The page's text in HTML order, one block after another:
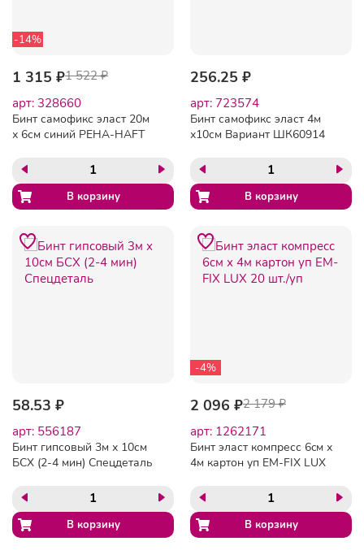
-14%
1 315 ₽1 522 ₽
арт: 328660
Бинт самофикс эласт 20м
х 6см синий PEHA-HAFT
256.25 ₽
арт: 723574
Бинт самофикс эласт 4м
х10см Вариант ШК60914
58.53 ₽
арт: 556187
Бинт гипсовый 3м х 10см
БСХ (2-4 мин) Спецдеталь
-4%
2 096 ₽2 179 ₽
арт: 1262171
Бинт эласт компресс 6cм х
4м картон уп EM-FIX LUX